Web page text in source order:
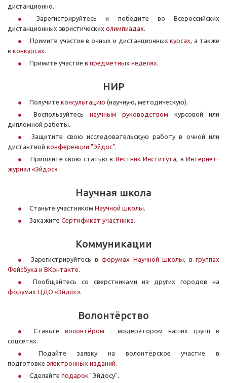
дистанционно.
Зарегистрируйтесь и победите во Всероссийских
дистанционных эвристических олимпиадах.
Примите участие в очных и дистанционныхкурсах, а также
в конкурсах.
Примите участие в предметных неделях.
НИР
Получите консультацию (научную, методическую).
Воспользуйтесь научным руководством курсовой или
дипломной работы.
Защитите свою исследовательскую работу в очной или
дистантной конференции "Эйдос".
Пришлите свою статью в Вестник Института, в Интернет-
журнал «Эйдос».
Научная школа
Станьте участником Научной школы.
Закажите Сертификат участника.
Коммуникации
Зарегистрируйтесь вфорумах Научной школы, в группах
Фейсбука и ВКонтакте.
Пообщайтесь со сверстниками из других городов на
форумах ЦДО «Эйдос».
Волонтёрство
Станьте волонтёром - модератором наших групп в
соцсетях.
Подайте заявку на волонтёрское участие в
подготовке электронных изданий.
Сделайте подарок "Эйдосу".